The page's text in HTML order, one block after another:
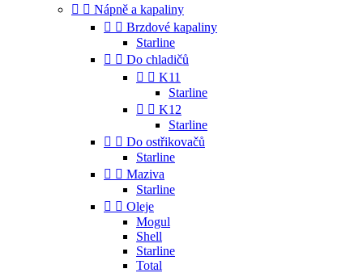
  Nápně a kapaliny
  Brzdové kapaliny
Starline
  Do chladičů
  K11
Starline
  K12
Starline
  Do ostřikovačů
Starline
  Maziva
Starline
  Oleje
Mogul
Shell
Starline
Total